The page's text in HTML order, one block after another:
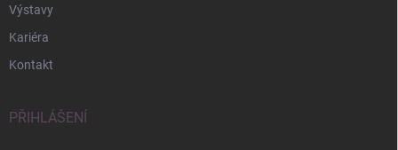
Výstavy
Kariéra
Kontakt
PŘIHLÁŠENÍ